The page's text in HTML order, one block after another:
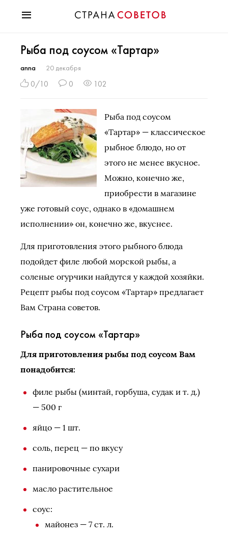
Мода
Звезды
Гороскопы
Разное
Праздники
Рыба под соусом «Тартар»
anna 20 декабря
0/10 0 102
Рыба под соусом
«Тартар» — классическое
рыбное блюдо, но от
этого не менее вкусное.
Можно, конечно же,
приобрести в магазине
уже готовый соус, однако в «домашнем
исполнении» он, конечно же, вкуснее.
Для приготовления этого рыбного блюда
подойдет филе любой морской рыбы, а
соленые огурчики найдутся у каждой хозяйки.
Рецепт рыбы под соусом «Тартар» предлагает
Вам Страна советов.
Рыба под соусом «Тартар»
Для приготовления рыбы под соусом Вам
понадобится:
филе рыбы (минтай, горбуша, судак и т. д.)
— 500 г
яйцо — 1 шт.
соль, перец — по вкусу
панировочные сухари
масло растительное
соус:
майонез — 7 ст. л.